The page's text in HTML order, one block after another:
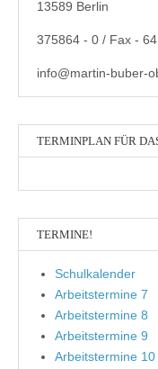
13589 Berlin
375864 - 0 / Fax - 64
info@martin-buber-
TERMINPLAN FÜR
TERMINE!
Schulkalender
Arbeitstermine 7
Arbeitstermine 8
Arbeitstermine 9
Arbeitstermine 10